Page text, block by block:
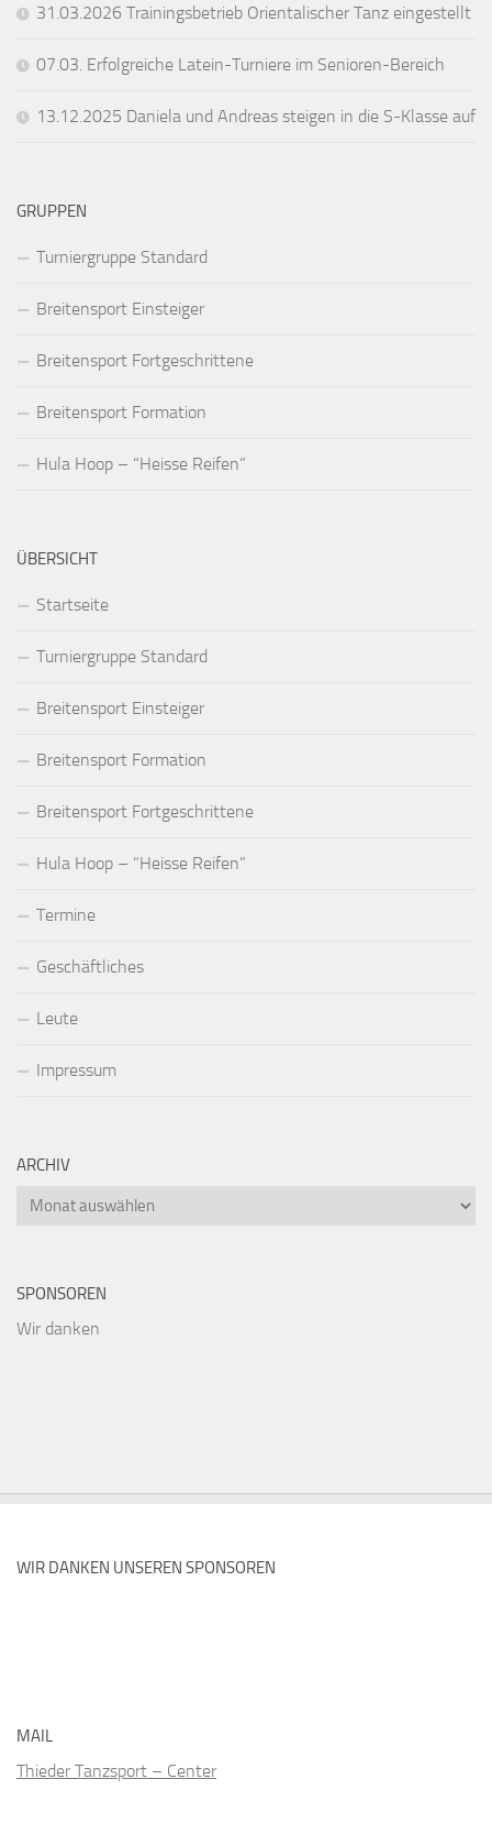
31.03.2026 Trainingsbetrieb Orientalischer Tanz eingestellt
07.03. Erfolgreiche Latein-Turniere im Senioren-Bereich
13.12.2025 Daniela und Andreas steigen in die S-Klasse auf
GRUPPEN
Turniergruppe Standard
Breitensport Einsteiger
Breitensport Fortgeschrittene
Breitensport Formation
Hula Hoop – “Heisse Reifen”
ÜBERSICHT
Startseite
Turniergruppe Standard
Breitensport Einsteiger
Breitensport Formation
Breitensport Fortgeschrittene
Hula Hoop – “Heisse Reifen”
Termine
Geschäftliches
Leute
Impressum
ARCHIV
Archiv
SPONSOREN
Wir danken
WIR DANKEN UNSEREN SPONSOREN
MAIL
Thieder Tanzsport – Center